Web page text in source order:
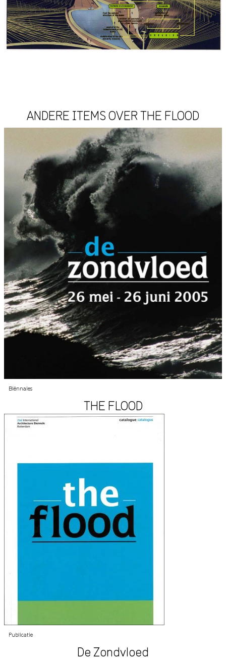
ANDERE ITEMS OVER THE FLOOD
Biënnales
THE FLOOD
Publicatie
De Zondvloed